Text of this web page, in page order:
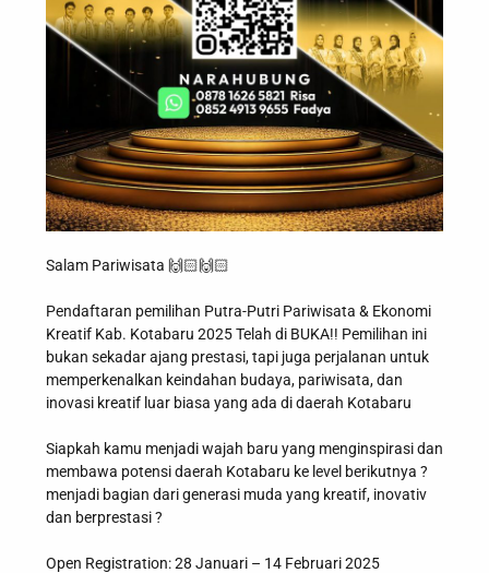
Salam Pariwisata 🙌🏻🙌🏻
Pendaftaran pemilihan Putra-Putri Pariwisata & Ekonomi
Kreatif Kab. Kotabaru 2025 Telah di BUKA!! Pemilihan ini
bukan sekadar ajang prestasi, tapi juga perjalanan untuk
memperkenalkan keindahan budaya, pariwisata, dan
inovasi kreatif luar biasa yang ada di daerah Kotabaru
Siapkah kamu menjadi wajah baru yang menginspirasi dan
membawa potensi daerah Kotabaru ke level berikutnya ?
menjadi bagian dari generasi muda yang kreatif, inovativ
dan berprestasi ?
Open Registration: 28 Januari – 14 Februari 2025